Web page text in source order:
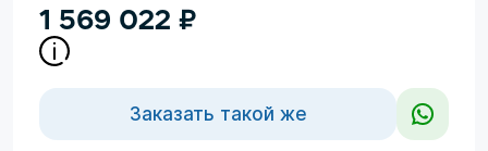
1 569 022 ₽
Заказать такой же